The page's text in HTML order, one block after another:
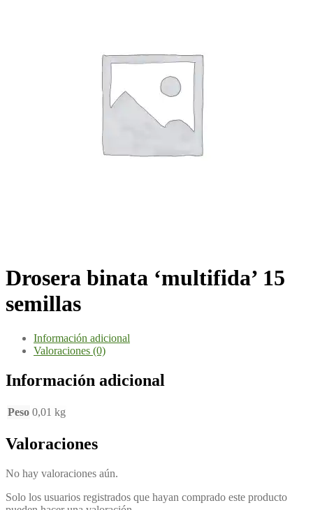
Drosera binata ‘multifida’ 15
semillas
Información adicional
Valoraciones (0)
Información adicional
Peso 0,01 kg
Valoraciones
No hay valoraciones aún.
Solo los usuarios registrados que hayan comprado este producto